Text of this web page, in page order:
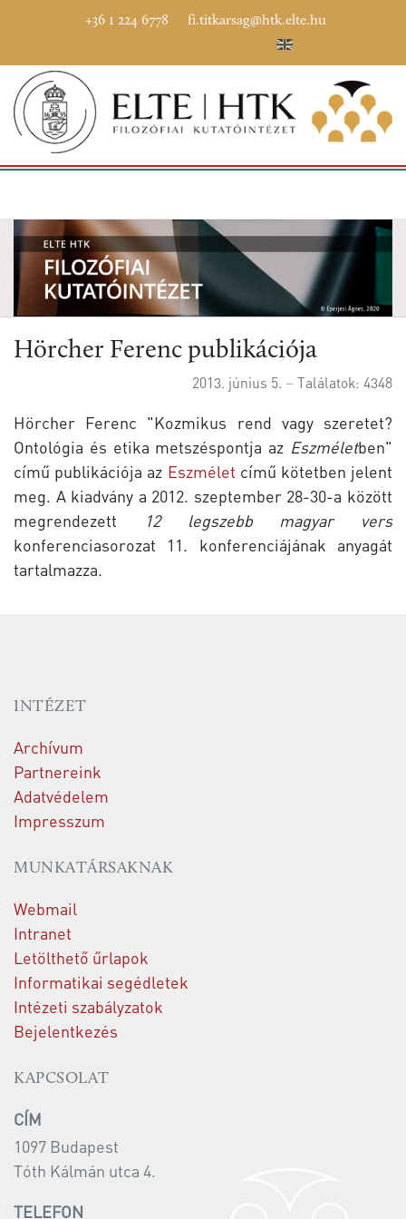
+36 1 224 6778 fi.titkarsag@htk.elte.hu
Hörcher Ferenc publikációja
2013. június 5. Találatok: 4348
Hörcher Ferenc "Kozmikus rend vagy szeretet?
Ontológia és etika metszéspontja az Eszméletben"
című publikációja az Eszmélet című kötetben jelent
meg. A kiadvány a 2012. szeptember 28-30-a között
megrendezett
12 legszebb magyar vers
konferenciasorozat 11. konferenciájának anyagát
tartalmazza.
INTÉZET
Archívum
Partnereink
Adatvédelem
Impresszum
MUNKATÁRSAKNAK
Webmail
Intranet
Letölthető űrlapok
Informatikai segédletek
Intézeti szabályzatok
Bejelentkezés
KAPCSOLAT
CÍM
1097 Budapest
Tóth Kálmán utca 4.
TELEFON